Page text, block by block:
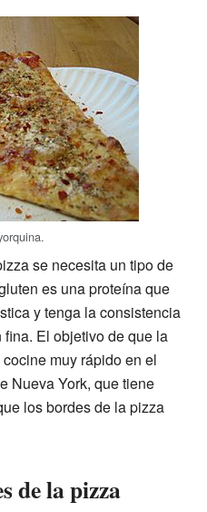
se necesita un tipo de
es una proteína que
y tenga la consistencia
El objetivo de que la
muy rápido en el
Nueva York, que tiene
los bordes de la pizza
de la pizza